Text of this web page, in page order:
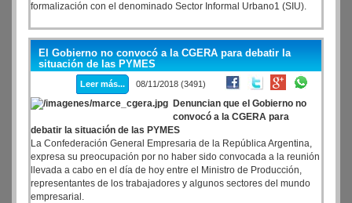
formalización con el denominado Sector Informal Urbano1 (SIU).
El Gobierno no convocó a la CGERA para debatir la
situación de las PYMES
Leer más... 08/11/2018 (3491)
Denuncian que el Gobierno no
convocó a la CGERA para
debatir la situación de las PYMES
La Confederación General Empresaria de la República Argentina,
expresa su preocupación por no haber sido convocada a la reunión
llevada a cabo en el día de hoy entre el Ministro de Producción,
representantes de los trabajadores y algunos sectores del mundo
empresarial.